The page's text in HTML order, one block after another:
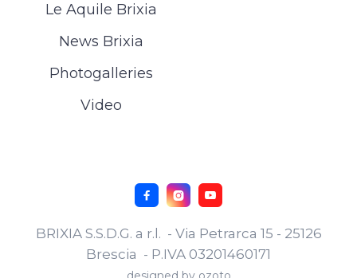
Le Aquile Brixia
News Brixia
Photogalleries
Video
BRIXIA S.S.D.G. a r.l. - Via Petrarca 15 - 25126
Brescia - P.IVA 03201460171
  